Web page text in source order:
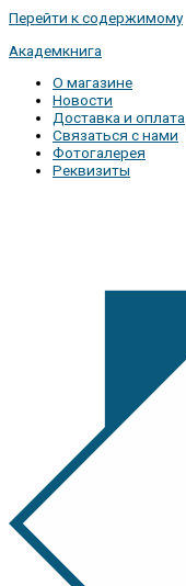
Перейти к содержимому
Академкнига
О магазине
Новости
Доставка и оплата
Связаться с нами
Фотогалерея
Реквизиты